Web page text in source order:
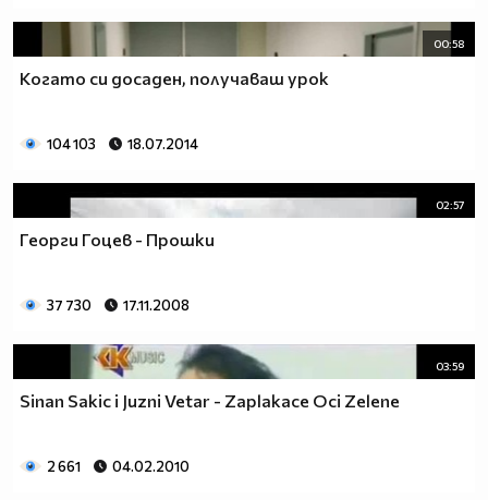
00:58
Когато си досаден, получаваш урок
104 103 18.07.2014
02:57
Георги Гоцев - Прошки
37 730 17.11.2008
03:59
Sinan Sakic i Juzni Vetar - Zaplakace Oci Zelene
2 661 04.02.2010